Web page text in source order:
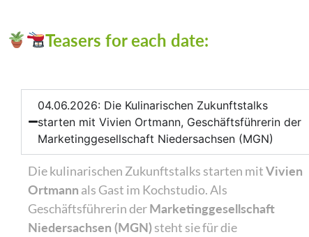
Teasers for each date:
04.06.2026: Die Kulinarischen Zukunftstalks
starten mit Vivien Ortmann, Geschäftsführerin der
Marketinggesellschaft Niedersachsen (MGN)
Die kulinarischen Zukunftstalks starten mitVivien
Ortmann als Gast im Kochstudio. Als
Geschäftsführerin derMarketinggesellschaft
Niedersachsen (MGN)steht sie für die